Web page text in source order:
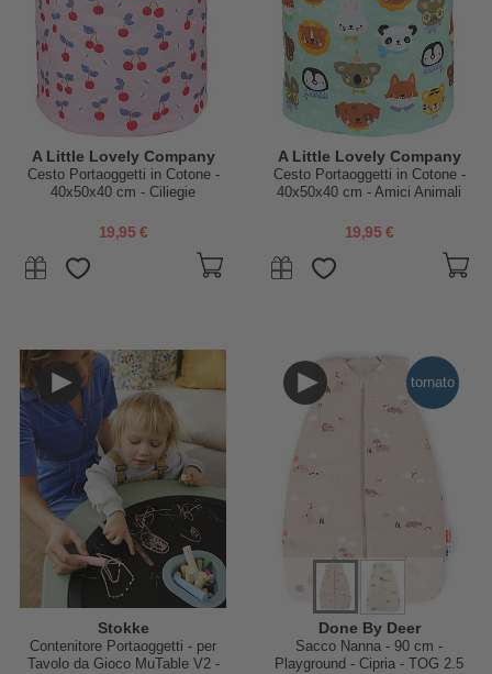
A Little Lovely Company
Cesto Portaoggetti in Cotone -
40x50x40 cm - Ciliegie
19,95 €
A Little Lovely Company
Cesto Portaoggetti in Cotone -
40x50x40 cm - Amici Animali
19,95 €
Stokke
Contenitore Portaoggetti - per
Tavolo da Gioco MuTable V2 -
tornato
Done By Deer
Sacco Nanna - 90 cm -
Playground - Cipria - TOG 2.5